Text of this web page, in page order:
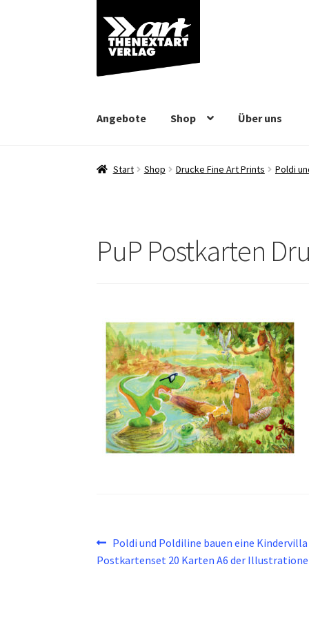
Zur
Navigation
springen
Zum
Inhalt
springen
Angebote Shop Über uns
Start Shop Drucke Fine Art Prints Poldi
PuP Postkarten
Beitragsnavigation
Vorheriger
Beitrag:
Poldi und Poldiline bauen eine Kindervilla
Postkartenset 20 Karten A6 der